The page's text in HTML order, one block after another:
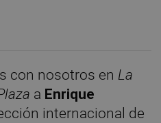
con nosotros en La
a Enrique
internacional de